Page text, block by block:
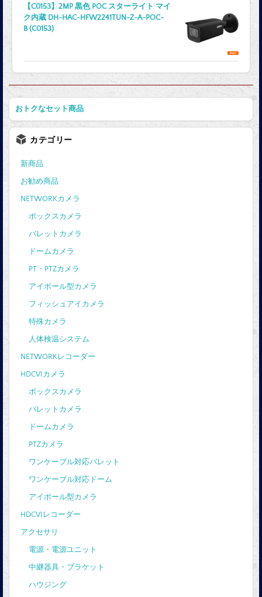
【C0153】2MP 黒色 POC スターライト マイ
ク内蔵 DH-HAC-HFW2241TUN-Z-A-POC-
B (C0153)
おトクなセット商品
カテゴリー
新商品
お勧め商品
NETWORKカメラ
ボックスカメラ
バレットカメラ
ドームカメラ
PT・PTZカメラ
アイボール型カメラ
フィッシュアイカメラ
特殊カメラ
人体検温システム
NETWORKレコーダー
HDCVIカメラ
ボックスカメラ
バレットカメラ
ドームカメラ
PTZカメラ
ワンケーブル対応バレット
ワンケーブル対応ドーム
アイボール型カメラ
HDCVIレコーダー
アクセサリ
電源・電源ユニット
中継器具・ブラケット
ハウジング